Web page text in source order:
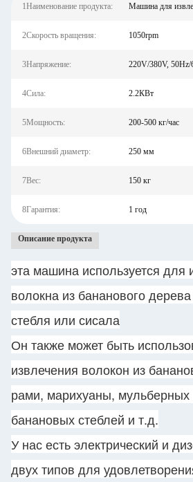
1Наименование продукта: Машина для
2Скорость вращения: 1050rpm
3Напряжение: 220V/380V, 50Hz/
4Сила: 2.2КВт
5Мощность: 200-500 кг/час
6Внешний диаметр: 250 мм
7Вес: 150 кг
8Гарантия: 1 год
Описание продукта
эта машина используется для
волокна из бананового
стебля или сисала
Он также может быть
извлечения волокон из
рами, марихуаны, мульберных
банановых стеблей и т.д.
У нас есть электрический и
двух типов для